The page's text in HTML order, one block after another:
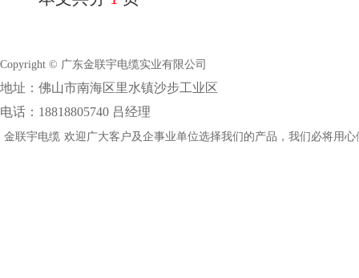
Copyright © 广东金联宇电缆实业有限公司
地址：佛山市南海区里水镇沙步工业区
电话：18818805740 吕经理
金联宇电缆 欢迎广大客户及企事业单位选择我们的产品，我们必将用心